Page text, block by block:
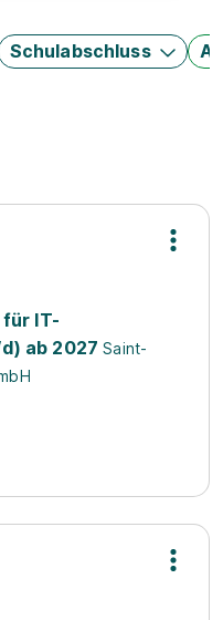
Schulabschluss
für IT-
ab 2027 Saint-